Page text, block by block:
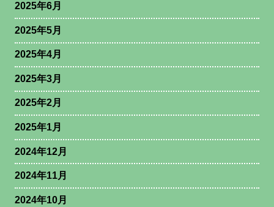
2025年6月
2025年5月
2025年4月
2025年3月
2025年2月
2025年1月
2024年12月
2024年11月
2024年10月